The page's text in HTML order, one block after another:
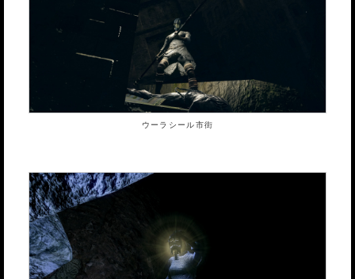
ウーラシール市街